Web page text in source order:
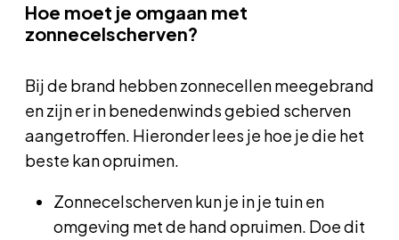
Hoe moet je omgaan met
zonnecelscherven?
Bij de brand hebben zonnecellen meegebrand
en zijn er in benedenwinds gebied scherven
aangetroffen. Hieronder lees je hoe je die het
beste kan opruimen.
Zonnecelscherven kun je in je tuin en
omgeving met de hand opruimen. Doe dit